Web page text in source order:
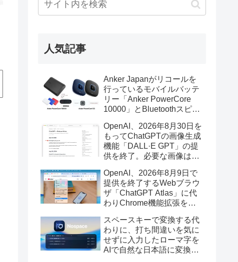
人気記事
Anker Japanがリコールを
行っているモバイルバッテ
リー「Anker PowerCore
10000」とBluetoothスピー
辺を焼損する火災が6月に3
件発生していたそうなので
注意を。
OpenAI、2026年8月30日を
もってChatGPTの画像生成
機能「DALL·E GPT」の提
供を終了。必要な画像は期
OpenAI、2026年8月9日で
提供を終了するWebブラウ
ザ「ChatGPT Atlas」に代
わりChrome機能拡張をア
画の質問やAsk ChatGPT機
能を追加。
スペースキーで変換する代
わりに、打ち間違いを気に
せずに入力したローマ字を
AIで自然な日本語に変換し